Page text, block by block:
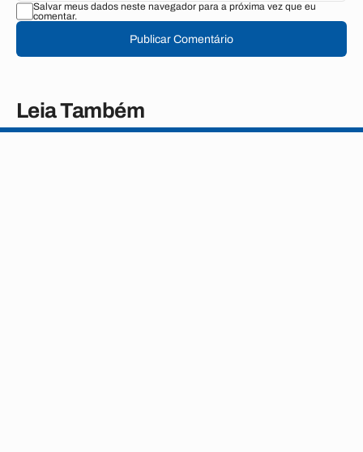
Salvar meus dados neste navegador para a próxima vez que eu
comentar.
Publicar Comentário
Leia Também